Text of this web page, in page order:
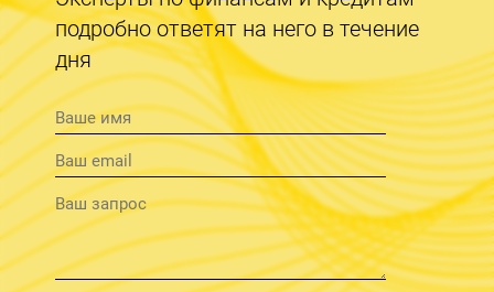
подробно ответят на него в течение
дня